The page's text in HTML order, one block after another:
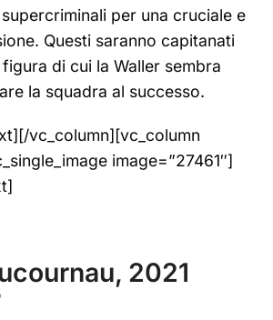
per una cruciale e
Questi saranno capitanati
di cui la Waller sembra
la squadra al successo.
vc_column][vc_column
image=”27461″]
2021